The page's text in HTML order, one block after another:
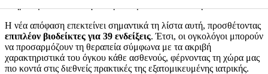
Η νέα απόφαση επεκτείνει σημαντικά τη λίστα αυτή, προσθέτοντας
επιπλέον βιοδείκτες για 39 ενδείξεις. Έτσι, οι ογκολόγοι μπορούν
να προσαρμόζουν τη θεραπεία σύμφωνα με τα ακριβή
χαρακτηριστικά του όγκου κάθε ασθενούς, φέρνοντας τη χώρα μας
πιο κοντά στις διεθνείς πρακτικές της εξατομικευμένης ιατρικής.